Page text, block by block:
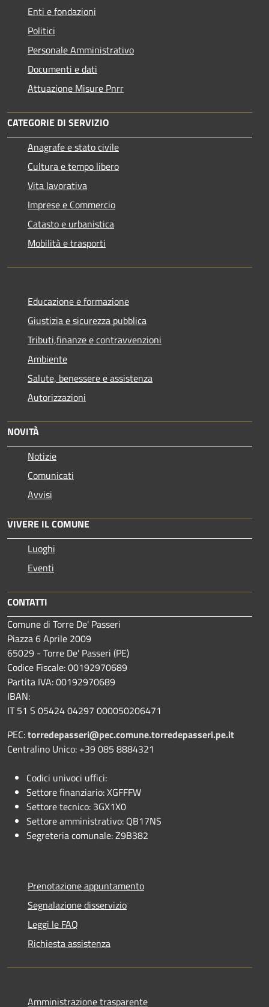
Enti e fondazioni
Politici
Personale Amministrativo
Documenti e dati
Attuazione Misure Pnrr
CATEGORIE DI SERVIZIO
Anagrafe e stato civile
Cultura e tempo libero
Vita lavorativa
Imprese e Commercio
Catasto e urbanistica
Mobilità e trasporti
Educazione e formazione
Giustizia e sicurezza pubblica
Tributi,finanze e contravvenzioni
Ambiente
Salute, benessere e assistenza
Autorizzazioni
NOVITÀ
Notizie
Comunicati
Avvisi
VIVERE IL COMUNE
Luoghi
Eventi
CONTATTI
Comune di Torre De' Passeri
Piazza 6 Aprile 2009
65029 - Torre De' Passeri (PE)
Codice Fiscale: 00192970689
Partita IVA: 00192970689
IBAN:
IT 51 S 05424 04297 000050206471
PEC:torredepasseri@pec.comune.torredepasseri.pe.it
Centralino Unico: +39 085 8884321
Codici univoci uffici:
Settore finanziario: XGFFFW
Settore tecnico: 3GX1X0
Settore amministrativo: QB17NS
Segreteria comunale: Z9B382
Prenotazione appuntamento
Segnalazione disservizio
Leggi le FAQ
Richiesta assistenza
Amministrazione trasparente